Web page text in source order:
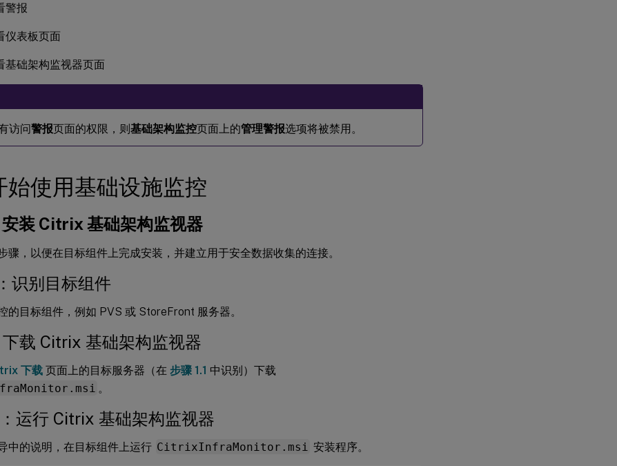
警报
仪表板页面
基础架构监视器页面
访问警报页面的权限，则基础架构监控页面上的管理警报选项将被禁用。
始使用基础设施监控
安装 Citrix 基础架构监视器
骤，以便在目标组件上完成安装，并建立用于安全数据收集的连接。
识别目标组件
的目标组件，例如 PVS 或 StoreFront 服务器。
下载 Citrix 基础架构监视器
下载 页面上的目标服务器（在 步骤 1.1 中识别）下载
。
运行 Citrix 基础架构监视器
中的说明，在目标组件上运行 CitrixInfraMonitor.msi 安装程序。